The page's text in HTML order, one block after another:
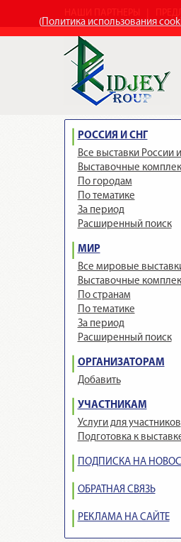
(Политика использования
РОССИЯ И СНГ
Все выставки России
Выставочные
По городам
По тематике
За период
Расширенный поиск
МИР
Все мировые
Выставочные
По странам
По тематике
За период
Расширенный поиск
ОРГАНИЗАТОРАМ
Добавить
УЧАСТНИКАМ
Услуги для участников
Подготовка к
ПОДПИСКА НА
ОБРАТНАЯ СВЯЗЬ
РЕКЛАМА НА САЙТЕ